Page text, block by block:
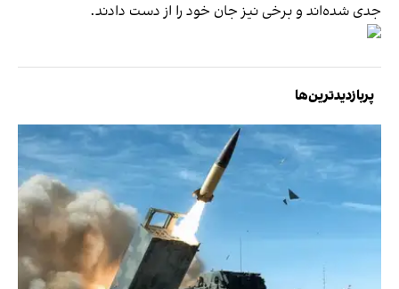
جدی شده‌اند و برخی نیز جان خود را از دست دادند.
پربازدیدترین‌ها